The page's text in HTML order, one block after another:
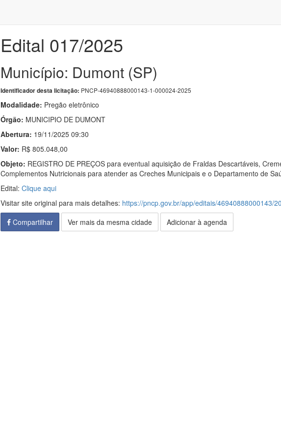
Edital 017/2025
Município: Dumont (SP)
Identificador desta licitação: PNCP-46940888000143-1-000024-2025
Modalidade: Pregão eletrônico
Órgão: MUNICIPIO DE DUMONT
Abertura: 19/11/2025 09:30
Valor: R$ 805.048,00
Objeto: REGISTRO DE PREÇOS para eventual aquisição de Fraldas Descartáveis,
Complementos Nutricionais para atender as Creches Municipais e o Departamento de
Edital: Clique aqui
Visitar site original para mais detalhes: https://pncp.gov.br/app/editais/46940888000143/
Compartilhar
Ver mais da mesma cidade Adicionar à agenda